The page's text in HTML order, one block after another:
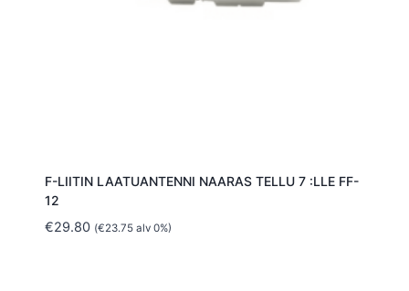
F-LIITIN LAATUANTENNI NAARAS TELLU 7 :LLE FF-
12
€29.80 (€23.75alv 0%)